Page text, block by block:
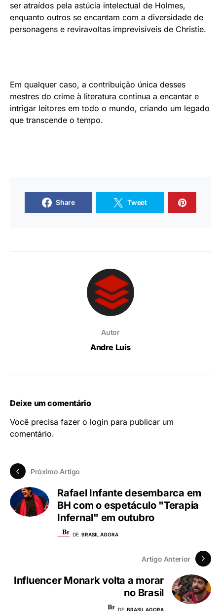
ser atraídos pela astúcia intelectual de Holmes,
enquanto outros se encantam com a diversidade de
personagens e reviravoltas imprevisíveis de Christie.
Em qualquer caso, a contribuição única desses
mestres do crime à literatura continua a encantar e
intrigar leitores em todo o mundo, criando um legado
que transcende o tempo.
Share Tweet
Autor
Andre Luis
Deixe um comentário
Você precisa fazer o login para publicar um
comentário.
Próximo Artigo
Rafael Infante desembarca em
BH com o espetáculo "Terapia
Infernal" em outubro
DE BRASIL AGORA
Artigo Anterior
Influencer Monark volta a morar
no Brasil
DE BRASIL AGORA